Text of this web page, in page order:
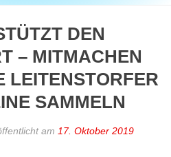
DEN
– MITMACHEN
LEITENSTORFER
SAMMELN
am 17. Oktober 2019